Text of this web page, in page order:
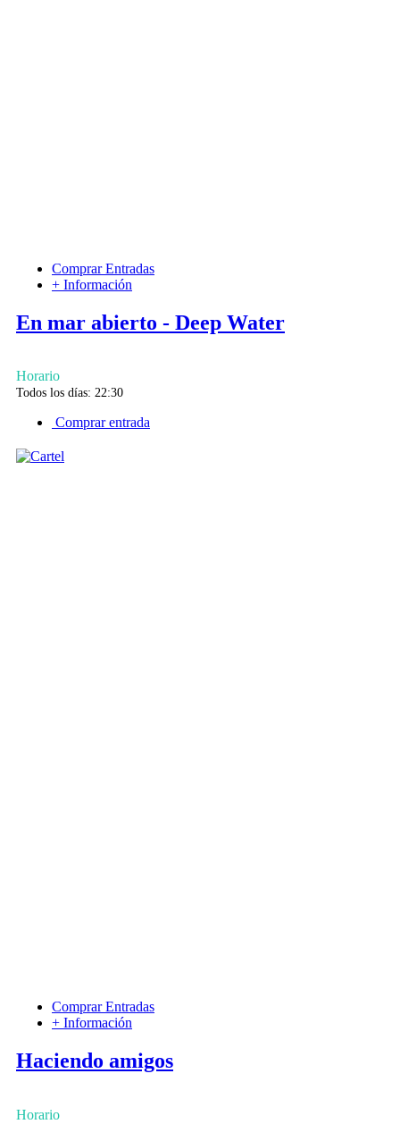
Comprar Entradas
+ Información
En mar abierto - Deep Water
Horario
Todos los días: 22:30
Comprar entrada
Comprar Entradas
+ Información
Haciendo amigos
Horario